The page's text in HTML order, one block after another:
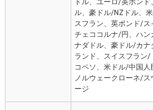
ドル、ユーロ/英ポン
ル、豪ドル/NZドル、
スフラン、英ポンド/ス
チェココルナ/円、ハ
ナダドル、豪ドル/カナ
ランド、スイスフラン
コペソ、米ドル/中国人
ノルウェークローネ/
ージ